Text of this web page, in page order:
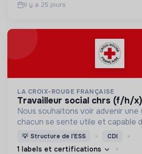
Il y a 25 jours
LA CROIX-ROUGE FRANÇAISE
travailleur social chrs (f/h/x)
Nous souhaitons voir advenir
chacun se sente utile et capable
nous proposons des moyens et
d’engagement innovants et
💡 Structure de l’ESS CDI
1 labels et certifications